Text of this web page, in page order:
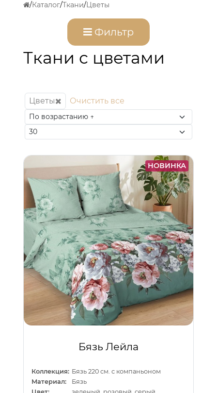
Каталог Ткани Цветы
Фильтр
Ткани с цветами
Цветы Очистить все
НОВИНКА
Бязь Лейла
Коллекция: Бязь 220 см. с компаньоном
Материал:
Бязь